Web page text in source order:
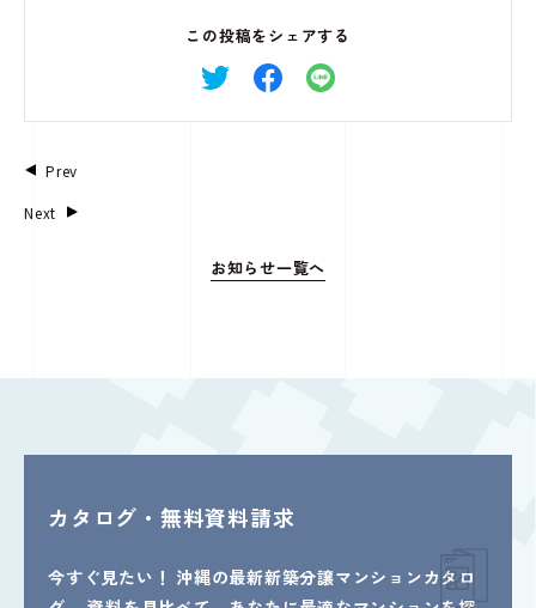
この投稿をシェアする
Prev
Next
お知らせ一覧へ
カタログ・無料資料請求
今すぐ見たい！
沖縄の最新新築分譲マンションカタロ